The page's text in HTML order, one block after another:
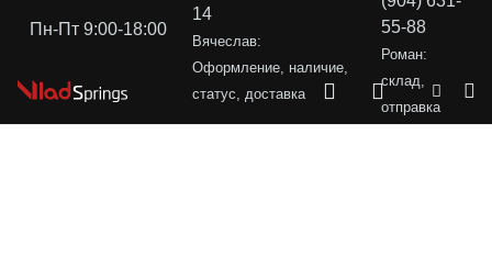
Пн-Пт 9:00-18:00
14
Вячеслав:
Оформление, наличие,
статус, доставка
55-88
Роман:
склад,
отправка